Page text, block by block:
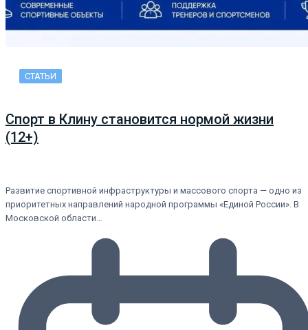
СТАТЬИ
Спорт в Клину становится нормой жизни
(12+)
Развитие спортивной инфраструктуры и массового спорта — одно из
приоритетных направлений народной программы «Единой России». В
Московской области…